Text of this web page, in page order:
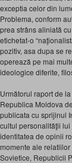
exceptia celor din
Problema, conform
prea strâns aliniată
etichetat-o
pozitiv, asa dupa se
operează pe mai
ideologice diferite,
Următorul raport de
Republica Moldova
publicata cu sprijinul
cultul personalităţii lui
identitatea de opinii
momente ale
Sovietice, Republicii